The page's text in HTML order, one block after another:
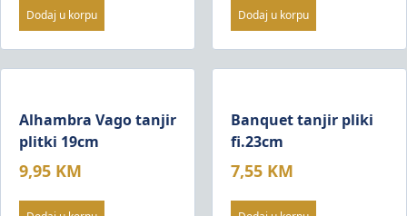
Dodaj u korpu Dodaj u korpu
Alhambra Vago tanjir
plitki 19cm
9,95 KM
Banquet tanjir pliki
fi.23cm
7,55 KM